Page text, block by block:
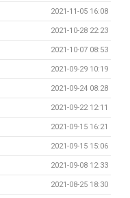
2021-11-05 16:08
2021-10-28 22:23
2021-10-07 08:53
2021-09-29 10:19
2021-09-24 08:28
2021-09-22 12:11
2021-09-15 16:21
2021-09-15 15:06
2021-09-08 12:33
2021-08-25 18:30